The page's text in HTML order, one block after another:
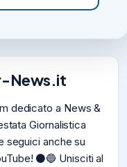
News.it
dedicato a News &
Giornalistica
seguici anche su
⚫️🔵 Unisciti al